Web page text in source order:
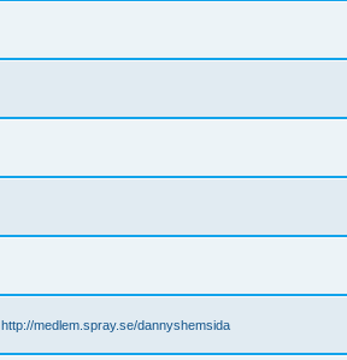
http://medlem.spray.se/dannyshemsida